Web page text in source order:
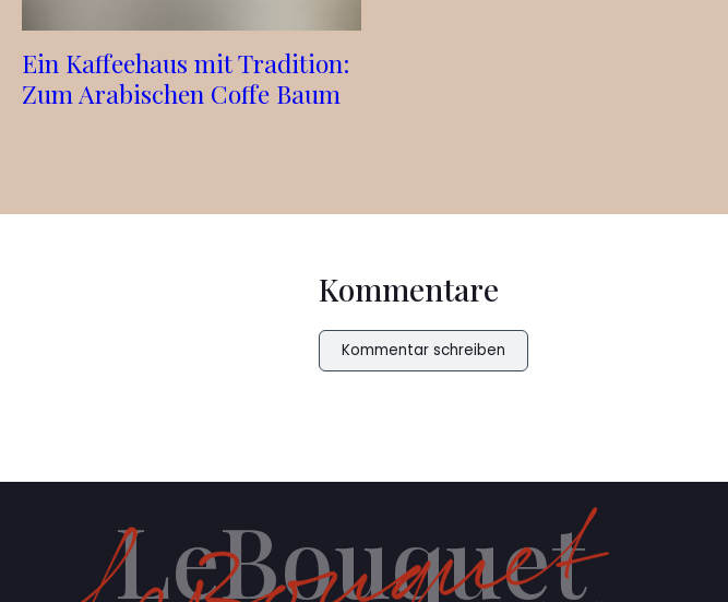
Ein Kaffeehaus mit Tradition:
Zum Arabischen Coffe Baum
Kommentare
Kommentar schreiben
LeBouquet